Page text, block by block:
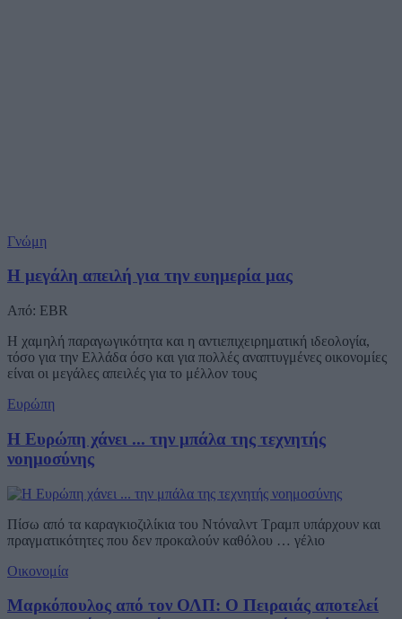
Γνώμη
Η μεγάλη απειλή για την ευημερία μας
Από: EBR
Η χαμηλή παραγωγικότητα και η αντιεπιχειρηματική ιδεολογία,
τόσο για την Ελλάδα όσο και για πολλές αναπτυγμένες οικονομίες
είναι οι μεγάλες απειλές για το μέλλον τους
Ευρώπη
Η Ευρώπη χάνει ... την μπάλα της τεχνητής
νοημοσύνης
Πίσω από τα καραγκιοζιλίκια του Ντόναλντ Τραμπ υπάρχουν και
πραγματικότητες που δεν προκαλούν καθόλου … γέλιο
Οικονομία
Μαρκόπουλος από τον ΟΛΠ: Ο Πειραιάς αποτελεί